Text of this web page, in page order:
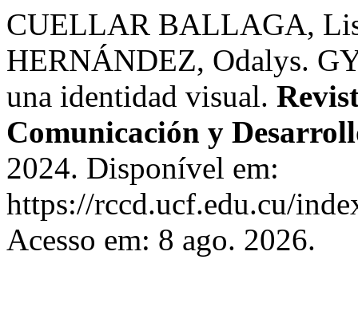
CUELLAR BALLAGA,
HERNÁNDEZ, Odalys.
una identidad visual.
Comunicación y
2024. Disponível em:
https://rccd.ucf.edu.cu/
Acesso em: 8 ago. 2026.